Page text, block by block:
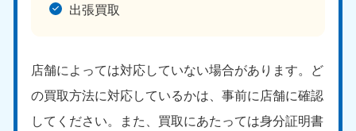
出張買取
店舗によっては対応していない場合があります。ど
の買取方法に対応しているかは、事前に店舗に確認
してください。また、買取にあたっては身分証明書